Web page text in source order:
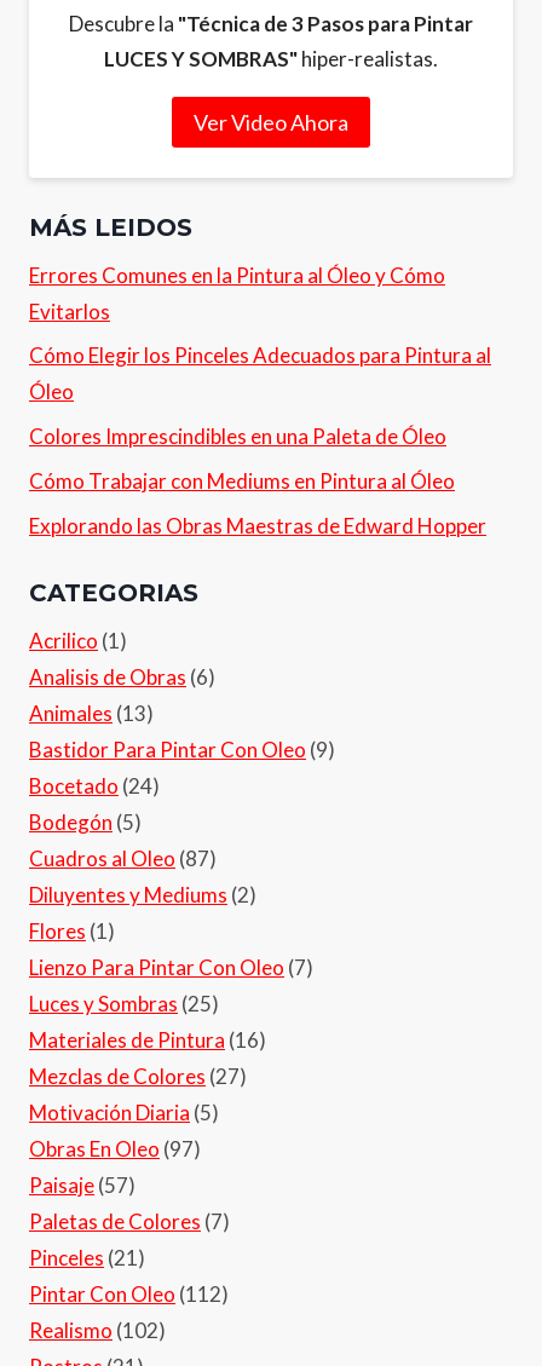
Descubre la "Técnica de 3 Pasos para Pintar
LUCES Y SOMBRAS"hiper-realistas.
Ver Video Ahora
MÁS LEIDOS
Errores Comunes en la Pintura al Óleo y Cómo
Evitarlos
Cómo Elegir los Pinceles Adecuados para Pintura al
Óleo
Colores Imprescindibles en una Paleta de Óleo
Cómo Trabajar con Mediums en Pintura al Óleo
Explorando las Obras Maestras de Edward Hopper
CATEGORIAS
Acrilico (1)
Analisis de Obras (6)
Animales (13)
Bastidor Para Pintar Con Oleo (9)
Bocetado (24)
Bodegón (5)
Cuadros al Oleo (87)
Diluyentes y Mediums (2)
Flores (1)
Lienzo Para Pintar Con Oleo (7)
Luces y Sombras (25)
Materiales de Pintura (16)
Mezclas de Colores (27)
Motivación Diaria (5)
Obras En Oleo (97)
Paisaje(57)
Paletas de Colores (7)
Pinceles (21)
Pintar Con Oleo (112)
Realismo (102)